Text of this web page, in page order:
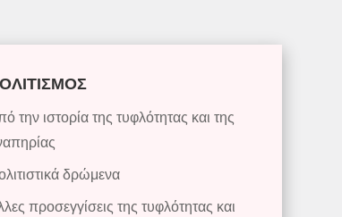
την ιστορία της τυφλότητας και της
δρώμενα
προσεγγίσεις της τυφλότητας και